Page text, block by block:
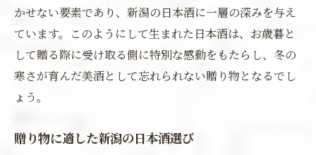
かせない要素であり、新潟の日本酒に一層の深みを与え
ています。このようにして生まれた日本酒は、お歳暮と
して贈る際に受け取る側に特別な感動をもたらし、冬の
寒さが育んだ美酒として忘れられない贈り物となるでし
ょう。
贈り物に適した新潟の日本酒選び